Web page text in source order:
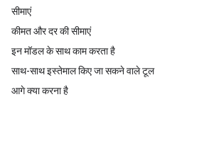
सीमाएं
कीमत और दर की सीमाएं
इन मॉडल के साथ काम करता है
साथ-साथ इस्तेमाल किए जा सकने वाले टूल
आगे क्या करना है